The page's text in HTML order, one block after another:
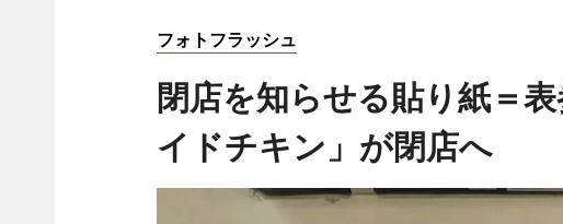
フォトフラッシュ
閉店を知らせる貼り紙＝
イドチキン」が閉店へ